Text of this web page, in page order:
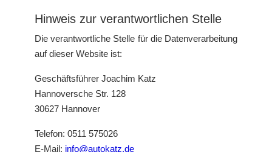
Hinweis zur verantwortlichen Stelle
Die verantwortliche Stelle für die Datenverarbeitung
auf dieser Website ist:
Geschäftsführer Joachim Katz
Hannoversche Str. 128
30627 Hannover
Telefon: 0511 575026
E-Mail: info@autokatz.de